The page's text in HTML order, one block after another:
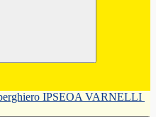
IPSEOA VARNELLI